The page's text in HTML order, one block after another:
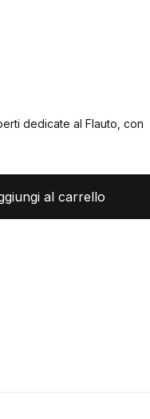
dedicate al Flauto, con
al carrello